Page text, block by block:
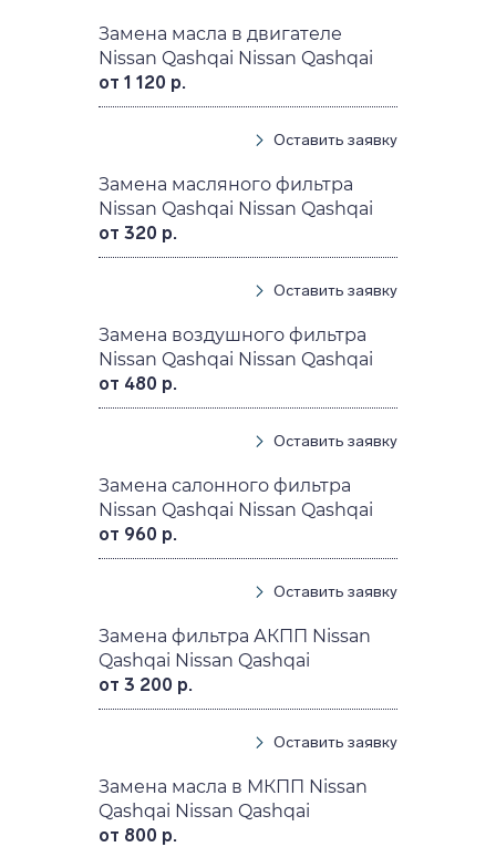
Замена масла в двигателе
Nissan Qashqai Nissan Qashqai
от 1 120 р.
Оставить заявку
Замена масляного фильтра
Nissan Qashqai Nissan Qashqai
от 320 р.
Оставить заявку
Замена воздушного фильтра
Nissan Qashqai Nissan Qashqai
от 480 р.
Оставить заявку
Замена салонного фильтра
Nissan Qashqai Nissan Qashqai
от 960 р.
Оставить заявку
Замена фильтра АКПП Nissan
Qashqai Nissan Qashqai
от 3 200 р.
Оставить заявку
Замена масла в МКПП Nissan
Qashqai Nissan Qashqai
от 800 р.